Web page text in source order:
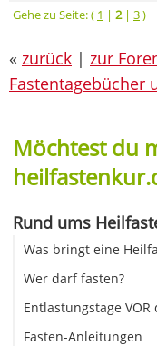
Gehe zu Seite: ( 1 | 2| 3)
« zurück | zur
Fastentagebücher
Möchtest du
Rund ums
Was bringt eine
Wer darf fasten?
Entlastungstage
Fasten-Anleitungen